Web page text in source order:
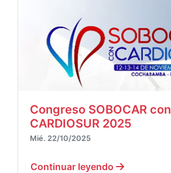
Congreso SOBOCAR con
CARDIOSUR 2025
Mié. 22/10/2025
Continuar leyendo